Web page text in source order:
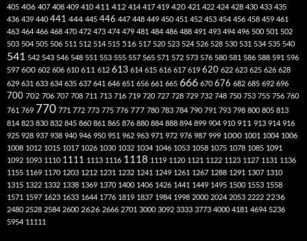
405 406 407 408 409 410 411 412 414 417 419 420 421 422 424 428 430 433 435
436 439 440 441 444 445 446 447 448 449 450 451 452 453 454 456 458 459 461
463 464 466 468 470 472 473 474 479 481 484 486 488 491 493 494 496 500 501 502
503 504 505 506 511 512 514 515 516 517 520 523 524 526 528 530 531 534 535 540
541 542 543 546 548 551 553 555 557 565 571 572 573 576 580 581 586 588 591 596
597 600 602 606 610 611 612 613 614 615 616 617 619 620 622 623 625 626 628
629 631 633 634 635 637 641 646 651 656 661 665 666 670 676 682 685 692 696
700 702 706 707 708 711 713 716 719 720 727 728 729 732 748 750 753 755 756 760
761 769 770 771 772 773 775 776 777 780 783 784 790 791 793 798 800 805 813
814 823 830 832 845 860 861 865 876 880 884 888 894 899 904 910 911 913 914 916
925 928 937 938 940 946 950 951 962 963 971 972 976 987 999 1000 1001 1004 1006
1008 1012 1015 1017 1026 1030 1032 1034 1046 1053 1058 1075 1078 1085 1091
1092 1093 1110 1111 1113 1116 1118 1119 1120 1121 1122 1123 1127 1131 1136
1155 1169 1170 1203 1212 1231 1232 1241 1249 1261 1267 1288 1291 1307 1310
1315 1322 1332 1338 1369 1370 1400 1406 1426 1441 1449 1495 1500 1553 1558
1571 1597 1623 1633 1644 1776 1819 1837 1984 1998 2000 2024 2053 2222 2236
2480 2528 2584 2600 2626 2666 2701 3000 3092 3333 3773 4000 4181 4694 5236
5954 11111